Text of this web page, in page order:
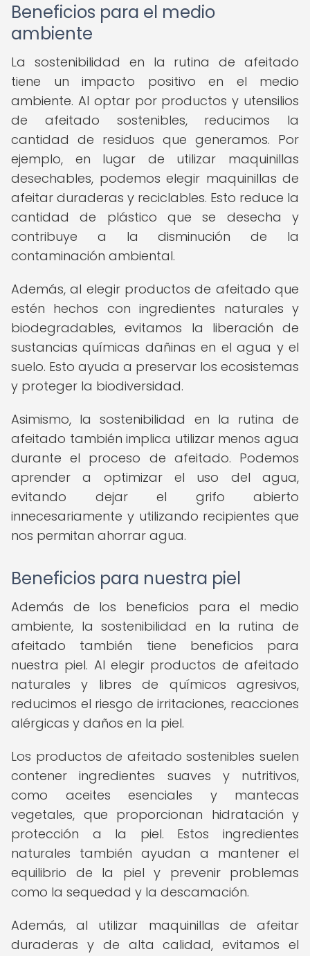
Beneficios para el medio
ambiente
La sostenibilidad en la rutina de afeitado
tiene un impacto positivo en el medio
ambiente. Al optar por productos y utensilios
de afeitado sostenibles, reducimos la
cantidad de residuos que generamos. Por
ejemplo, en lugar de utilizar maquinillas
desechables, podemos elegir maquinillas de
afeitar duraderas y reciclables. Esto reduce la
cantidad de plástico que se desecha y
contribuye a la disminución de la
contaminación ambiental.
Además, al elegir productos de afeitado que
estén hechos con ingredientes naturales y
biodegradables, evitamos la liberación de
sustancias químicas dañinas en el agua y el
suelo. Esto ayuda a preservar los ecosistemas
y proteger la biodiversidad.
Asimismo, la sostenibilidad en la rutina de
afeitado también implica utilizar menos agua
durante el proceso de afeitado. Podemos
aprender a optimizar el uso del agua,
evitando dejar el grifo abierto
innecesariamente y utilizando recipientes que
nos permitan ahorrar agua.
Beneficios para nuestra piel
Además de los beneficios para el medio
ambiente, la sostenibilidad en la rutina de
afeitado también tiene beneficios para
nuestra piel. Al elegir productos de afeitado
naturales y libres de químicos agresivos,
reducimos el riesgo de irritaciones, reacciones
alérgicas y daños en la piel.
Los productos de afeitado sostenibles suelen
contener ingredientes suaves y nutritivos,
como aceites esenciales y mantecas
vegetales, que proporcionan hidratación y
protección a la piel. Estos ingredientes
naturales también ayudan a mantener el
equilibrio de la piel y prevenir problemas
como la sequedad y la descamación.
Además, al utilizar maquinillas de afeitar
duraderas y de alta calidad, evitamos el